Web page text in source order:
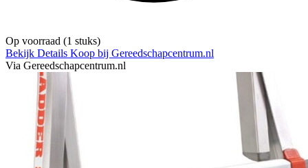
Op voorraad (1 stuks)
Bekijk Details Koop bij Gereedschapcentrum.nl
Via Gereedschapcentrum.nl